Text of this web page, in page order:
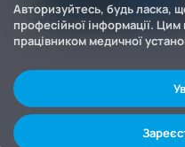
Авторизуйтесь, будь ласка,
професійної інформації.
працівником медичної